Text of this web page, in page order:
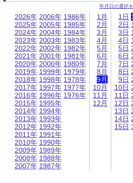
年月日の選択
2026年
2025年
2024年
2023年
2022年
2021年
2020年
2019年
2018年
2017年
2016年
2015年
2014年
2013年
2012年
2011年
2010年
2009年
2008年
2007年
2006年
2005年
2004年
2003年
2002年
2001年
2000年
1999年
1998年
1997年
1996年
1995年
1994年
1993年
1992年
1991年
1990年
1989年
1988年
1987年
1986年
1985年
1984年
1983年
1982年
1981年
1980年
1979年
1978年
1977年
1976年
1月
2月
3月
4月
5月
6月
7月
8月
9月
10月
11月
12月
1日
2日
3日
4日
5日
6日
7日
8日
9日
10日
11日
12日
13日
14日
15日